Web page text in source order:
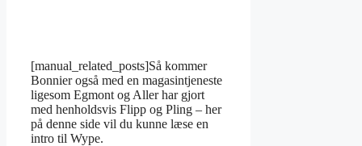
[manual_related_posts]Så kommer
Bonnier også med en magasintjeneste
ligesom Egmont og Aller har gjort
med henholdsvis Flipp og Pling – her
på denne side vil du kunne læse en
intro til Wype.